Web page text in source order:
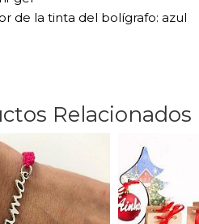
de la tinta del bolígrafo: azul
Relacionados